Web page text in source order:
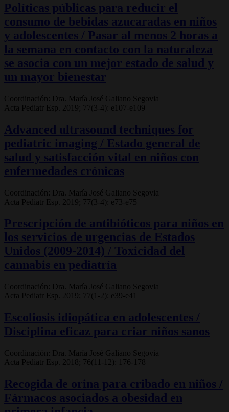
Políticas públicas para reducir el
consumo de bebidas azucaradas en niños
y adolescentes / Pasar al menos 2 horas a
la semana en contacto con la naturaleza
se asocia con un mejor estado de salud y
un mayor bienestar
Coordinación: Dra. María José Galiano Segovia
Acta Pediatr Esp. 2019; 77(3-4): e107-e109
Advanced ultrasound techniques for
pediatric imaging / Estado general de
salud y satisfacción vital en niños con
enfermedades crónicas
Coordinación: Dra. María José Galiano Segovia
Acta Pediatr Esp. 2019; 77(3-4): e73-e75
Prescripción de antibióticos para niños en
los servicios de urgencias de Estados
Unidos (2009-2014) / Toxicidad del
cannabis en pediatría
Coordinación: Dra. María José Galiano Segovia
Acta Pediatr Esp. 2019; 77(1-2): e39-e41
Escoliosis idiopática en adolescentes /
Disciplina eficaz para criar niños sanos
Coordinación: Dra. María José Galiano Segovia
Acta Pediatr Esp. 2018; 76(11-12): 176-178
Recogida de orina para cribado en niños /
Fármacos asociados a obesidad en